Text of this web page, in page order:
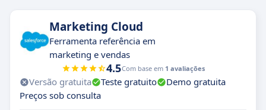
Marketing Cloud
Ferramenta referência em
marketing e vendas
4.5Com base em 1 avaliações
Versão gratuita Teste gratuito
Demo gratuita
Preços sob consulta